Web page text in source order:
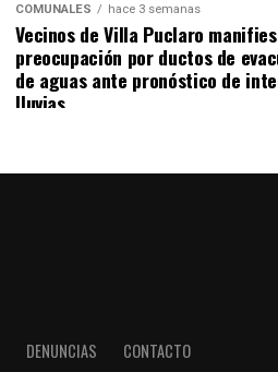
COMUNALES hace 3 semanas
Vecinos de Villa Puclaro
preocupación por ductos de
de aguas ante pronóstico de
lluvias
DENUNCIAS CONTACTO